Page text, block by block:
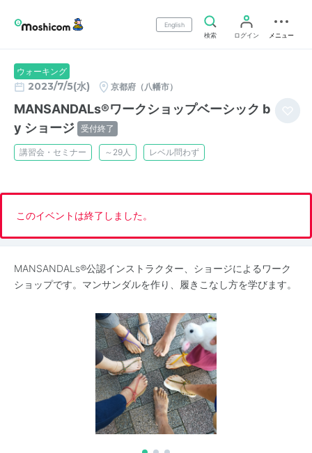
English
検索
ログイン メニュー
ウォーキング
2023/7/5(水) 京都府（八幡市）
MANSANDALs®ワークショップベーシック b
y ショージ 受付終了
講習会・セミナー ～29人 レベル問わず
このイベントは終了しました。
MANSANDALs®️公認インストラクター、ショージによるワーク
ショップです。マンサンダルを作り、履きこなし方を学びます。